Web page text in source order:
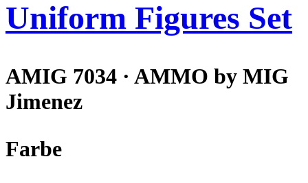
Uniform Figures Set
AMIG 7034 · AMMO by MIG
Jimenez
Farbe